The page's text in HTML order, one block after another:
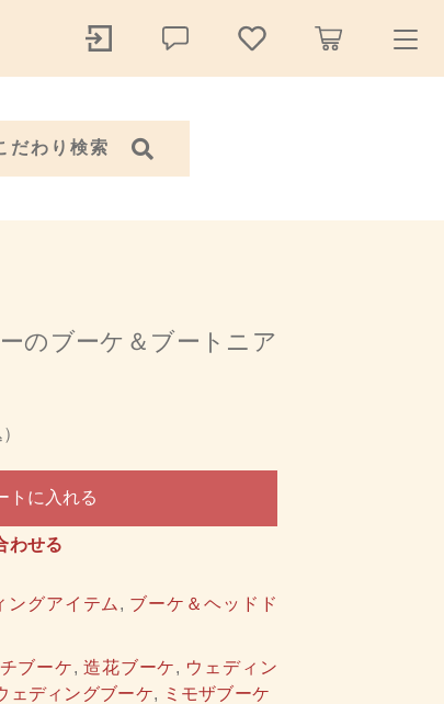
だわり検索
のブーケ＆ブートニア
トに入れる
わせる
ングアイテム , ブーケ＆ヘッドド
ブーケ,造花ブーケ, ウェディン
ェディングブーケ, ミモザブーケ
17,600円（税込）